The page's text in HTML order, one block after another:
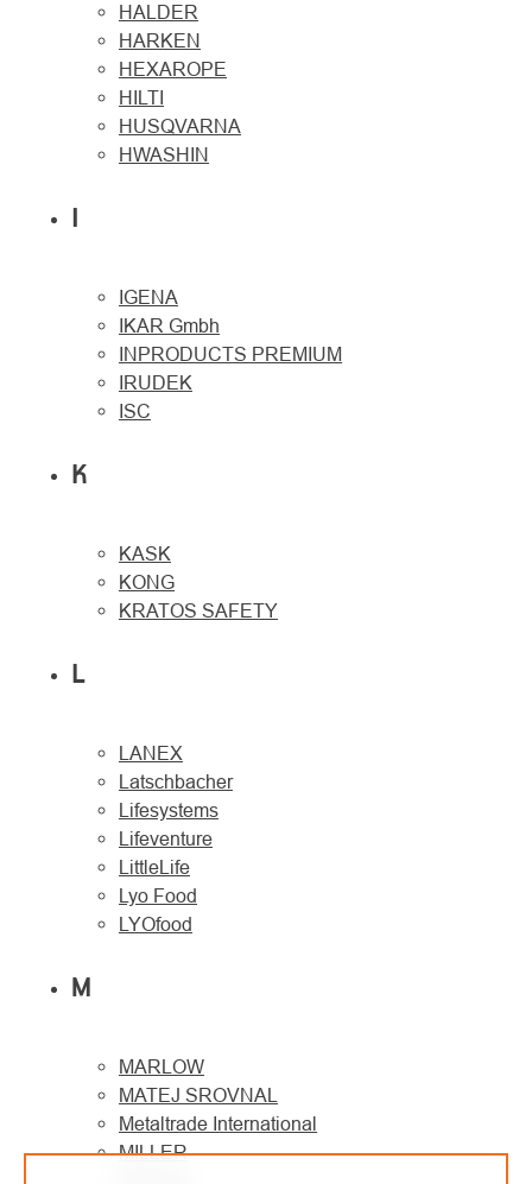
HALDER
HARKEN
HEXAROPE
HILTI
HUSQVARNA
HWASHIN
I
IGENA
IKAR Gmbh
INPRODUCTS PREMIUM
IRUDEK
ISC
K
KASK
KONG
KRATOS SAFETY
L
LANEX
Latschbacher
Lifesystems
Lifeventure
LittleLife
Lyo Food
LYOfood
M
MARLOW
MATEJ SROVNAL
Metaltrade International
MILLER